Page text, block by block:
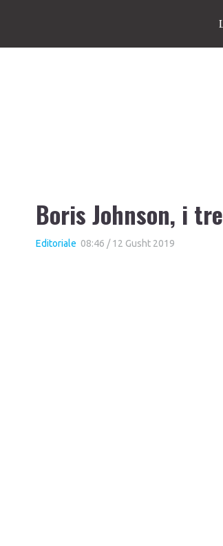
Boris Johnson, i
Editoriale 08:46 / 12 Gusht 2019